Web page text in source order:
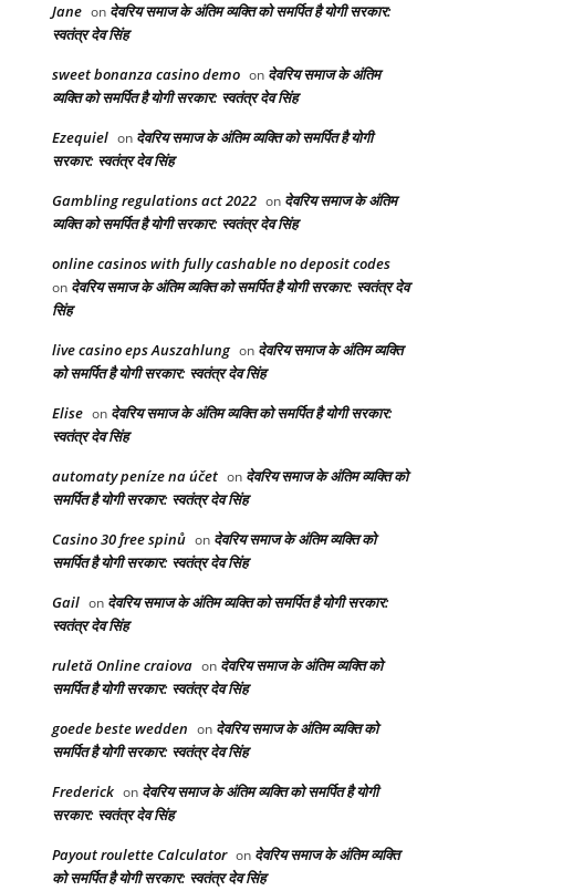
Jane on देवरिय समाज के अंतिम व्यक्ति को समर्पित है योगी सरकार:
स्वतंत्र देव सिंह
sweet bonanza casino demo on देवरिय समाज के अंतिम
व्यक्ति को समर्पित है योगी सरकार: स्वतंत्र देव सिंह
Ezequiel on देवरिय समाज के अंतिम व्यक्ति को समर्पित है योगी
सरकार: स्वतंत्र देव सिंह
Gambling regulations act 2022 on देवरिय समाज के अंतिम
व्यक्ति को समर्पित है योगी सरकार: स्वतंत्र देव सिंह
online casinos with fully cashable no deposit codes
on देवरिय समाज के अंतिम व्यक्ति को समर्पित है योगी सरकार: स्वतंत्र देव
सिंह
live casino eps Auszahlung on देवरिय समाज के अंतिम व्यक्ति
को समर्पित है योगी सरकार: स्वतंत्र देव सिंह
Elise on देवरिय समाज के अंतिम व्यक्ति को समर्पित है योगी सरकार:
स्वतंत्र देव सिंह
automaty peníze na účet on देवरिय समाज के अंतिम व्यक्ति को
समर्पित है योगी सरकार: स्वतंत्र देव सिंह
Casino 30 free spinů on देवरिय समाज के अंतिम व्यक्ति को
समर्पित है योगी सरकार: स्वतंत्र देव सिंह
Gail on देवरिय समाज के अंतिम व्यक्ति को समर्पित है योगी सरकार:
स्वतंत्र देव सिंह
ruletă Online craiova on देवरिय समाज के अंतिम व्यक्ति को
समर्पित है योगी सरकार: स्वतंत्र देव सिंह
goede beste wedden on देवरिय समाज के अंतिम व्यक्ति को
समर्पित है योगी सरकार: स्वतंत्र देव सिंह
Frederick on देवरिय समाज के अंतिम व्यक्ति को समर्पित है योगी
सरकार: स्वतंत्र देव सिंह
Payout roulette Calculator on देवरिय समाज के अंतिम व्यक्ति
को समर्पित है योगी सरकार: स्वतंत्र देव सिंह